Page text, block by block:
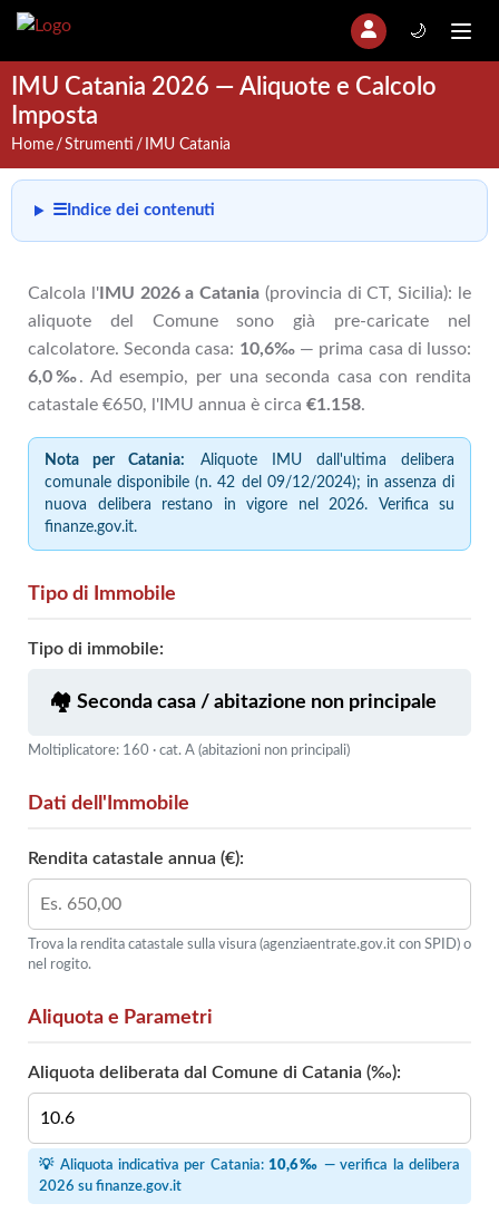
🌙
IMU Catania 2026 — Aliquote e Calcolo
Imposta
Home Strumenti IMU Catania
☰ Indice dei contenuti
Calcola l'IMU 2026 a Catania (provincia di CT, Sicilia): le
aliquote del Comune sono già pre-caricate nel
calcolatore. Seconda casa: 10,6‰ — prima casa di lusso:
6,0‰. Ad esempio, per una seconda casa con rendita
catastale €650, l'IMU annua è circa €1.158.
Nota per Catania: Aliquote IMU dall'ultima delibera
comunale disponibile (n. 42 del 09/12/2024); in assenza di
nuova delibera restano in vigore nel 2026. Verifica su
finanze.gov.it.
Tipo di Immobile
Tipo di immobile:
Moltiplicatore: 160 · cat. A (abitazioni non principali)
Dati dell'Immobile
Rendita catastale annua (€):
Trova la rendita catastale sulla visura (agenziaentrate.gov.it con SPID) o
nel rogito.
Aliquota e Parametri
Aliquota deliberata dal Comune di Catania (‰):
💡 Aliquota indicativa per Catania: 10,6‰ — verifica la delibera
2026 su finanze.gov.it